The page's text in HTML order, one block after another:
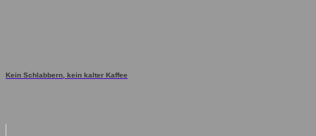
Kein Schlabbern, kein kalter Kaffee